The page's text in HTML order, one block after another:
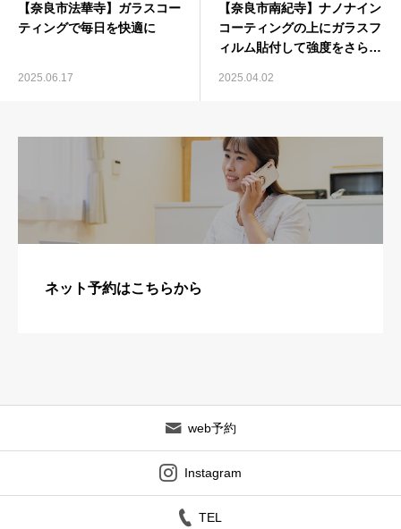
【奈良市法華寺】ガラスコー
ティングで毎日を快適に
2025.06.17
【奈良市南紀寺】ナノナイン
コーティングの上にガラスフ
ィルム貼付して強度をさら
2025.04.02
ネット予約はこちらから
web予約
Instagram
TEL